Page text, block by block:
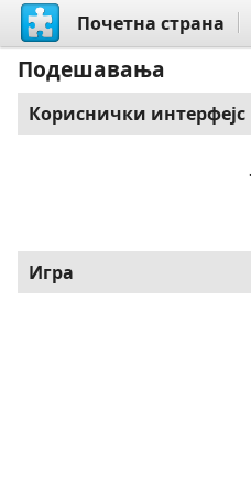
Почетна страна
Подешавања
Кориснички интерфејс
Игра